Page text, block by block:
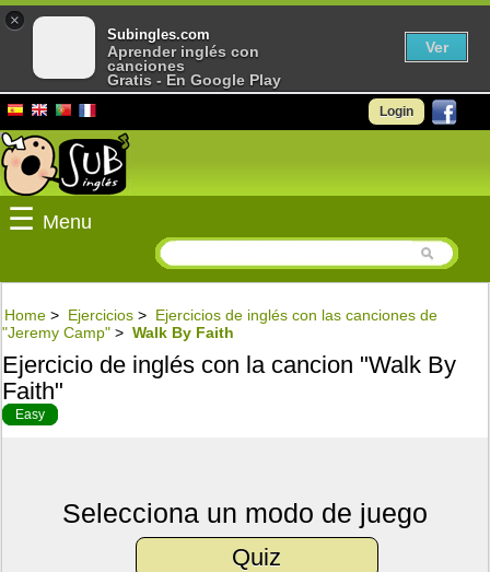
Login
☰ Menu
Home > Ejercicios > Ejercicios de inglés con las canciones de
"Jeremy Camp" > Walk By Faith
Ejercicio de inglés con la cancion "Walk By
Faith"
Easy
Selecciona un modo de juego
Quiz
×
Subingles.com
Aprender inglés con
canciones
Gratis - En Google Play
Ver